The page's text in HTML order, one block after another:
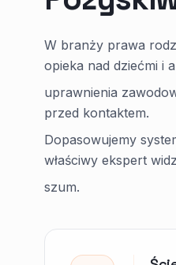
W branży prawa
opieka nad dziećmi i
uprawnienia
przed kontaktem.
Dopasowujemy
właściwy ekspert
szum.